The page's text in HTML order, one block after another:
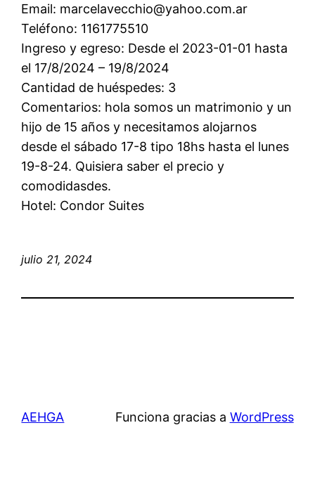
Email: marcelavecchio@yahoo.com.ar
Teléfono: 1161775510
Ingreso y egreso: Desde el 2023-01-01 hasta
el 17/8/2024 – 19/8/2024
Cantidad de huéspedes: 3
Comentarios: hola somos un matrimonio y un
hijo de 15 años y necesitamos alojarnos
desde el sábado 17-8 tipo 18hs hasta el lunes
19-8-24. Quisiera saber el precio y
comodidasdes.
Hotel: Condor Suites
julio 21, 2024
AEHGA Funciona gracias a WordPress